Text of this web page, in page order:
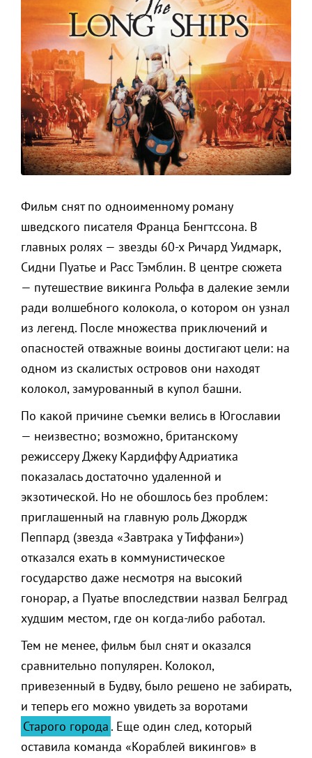
Фильм снят по одноименному роману
шведского писателя Франца Бенгтссона. В
главных ролях — звезды 60-х Ричард Уидмарк,
Сидни Пуатье и Расс Тэмблин. В центре сюжета
— путешествие викинга Рольфа в далекие земли
ради волшебного колокола, о котором он узнал
из легенд. После множества приключений и
опасностей отважные воины достигают цели: на
одном из скалистых островов они находят
колокол, замурованный в купол башни.
По какой причине съемки велись в Югославии
— неизвестно; возможно, британскому
режиссеру Джеку Кардиффу Адриатика
показалась достаточно удаленной и
экзотической. Но не обошлось без проблем:
приглашенный на главную роль Джордж
Пеппард (звезда «Завтрака у Тиффани»)
отказался ехать в коммунистическое
государство даже несмотря на высокий
гонорар, а Пуатье впоследствии назвал Белград
худшим местом, где он когда-либо работал.
Тем не менее, фильм был снят и оказался
сравнительно популярен. Колокол,
привезенный в Будву, было решено не забирать,
и теперь его можно увидеть за воротами
Старого города . Еще один след, который
оставила команда «Кораблей викингов» в